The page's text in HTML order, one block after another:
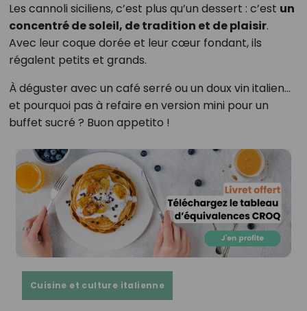
Les cannoli siciliens, c’est plus qu’un dessert : c’est un
concentré de soleil, de tradition et de plaisir.
Avec leur coque dorée et leur cœur fondant, ils
régalent petits et grands.
À déguster avec un café serré ou un doux vin italien…
et pourquoi pas à refaire en version mini pour un
buffet sucré ? Buon appetito !
Cuisine et culture italienne